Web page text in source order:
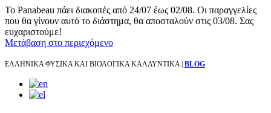
Το Panabeau πάει διακοπές από 24/07 έως 02/08. Οι παραγγελίες
που θα γίνουν αυτό το διάστημα, θα αποσταλούν στις 03/08. Σας
ευχαριστούμε!
Μετάβαση στο περιεχόμενο
ΕΛΛΗΝΙΚΑ ΦΥΣΙΚΑ ΚΑΙ ΒΙΟΛΟΓΙΚΑ ΚΑΛΛΥΝΤΙΚΑ | BLOG